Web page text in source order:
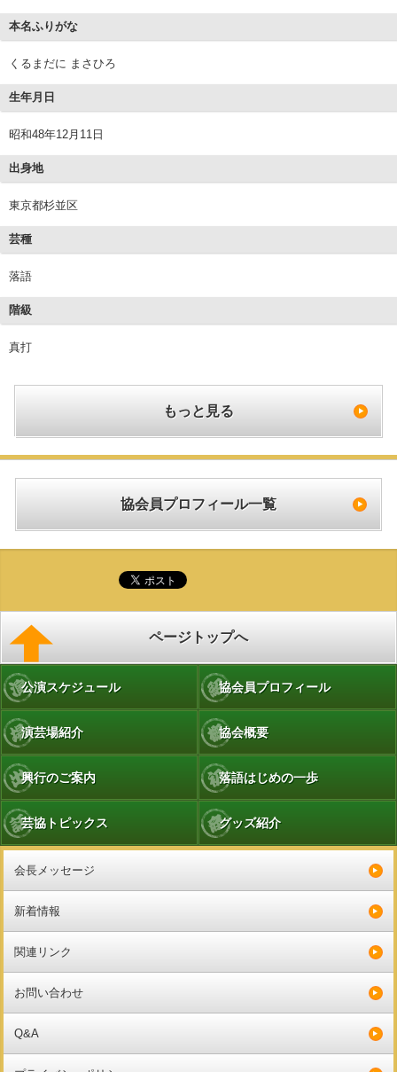
本名ふりがな
くるまだに まさひろ
生年月日
昭和48年12月11日
出身地
東京都杉並区
芸種
落語
階級
真打
もっと見る
協会員プロフィール一覧
ページトップへ
公演スケジュール 協会員プロフィール
演芸場紹介 協会概要
興行のご案内 落語はじめの一歩
芸協トピックス グッズ紹介
会長メッセージ
新着情報
関連リンク
お問い合わせ
Q&A